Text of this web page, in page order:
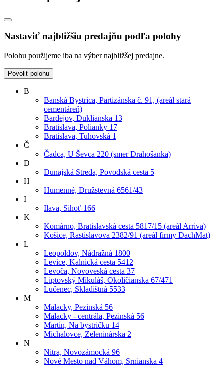
Nastaviť najbližšiu predajňu podľa polohy
Polohu použijeme iba na výber najbližšej predajne.
Povoliť polohu
B
Banská Bystrica, Partizánska č. 91, (areál stará
cementáreň)
Bardejov, Duklianska 13
Bratislava, Polianky 17
Bratislava, Tuhovská 1
Č
Čadca, U Ševca 220 (smer Drahošanka)
D
Dunajská Streda, Povodská cesta 5
H
Humenné, Družstevná 6561/43
I
Ilava, Sihoť 166
K
Komárno, Bratislavská cesta 5817/15 (areál Arriva)
Košice, Rastislavova 2382/91 (areál firmy DachMat)
L
Leopoldov, Nádražná 1800
Levice, Kalnická cesta 5412
Levoča, Novoveská cesta 37
Liptovský Mikuláš, Okoličianska 67/471
Lučenec, Skladištná 5533
M
Malacky, Pezinská 56
Malacky - centrála, Pezinská 56
Martin, Na bystričku 14
Michalovce, Zeleninárska 2
N
Nitra, Novozámocká 96
Nové Mesto nad Váhom, Srnianska 4